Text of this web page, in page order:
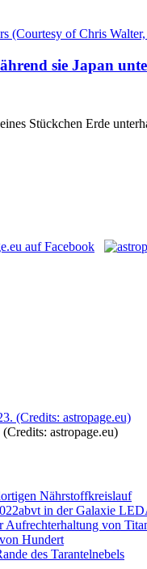
sie Japan
Stückchen Erde
astropage.eu)
Nährstoffkreislauf
in der Galaxie
von
Hundert
des Tarantelnebels